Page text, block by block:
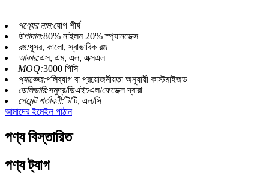
পণ্যের নাম:যোগ শীর্ষ
উপাদান:80% নাইলন 20% স্প্যানডেক্স
রঙ:ধূসর, কালো, স্বাভাবিক রঙ
আকার:এস, এম, এল, এক্সএল
MOQ:3000 পিসি
প্যাকেজ:পলিব্যাগ বা প্রয়োজনীয়তা অনুযায়ী কাস্টমাইজড
ডেলিভারি:সমুদ্র/ডিএইচএল/ফেডেক্স দ্বারা
পেমেন্ট শর্তাবলী:টি/টি, এল/সি
আমাদের ইমেইল পাঠান
পণ্য বিস্তারিত
পণ্য ট্যাগ